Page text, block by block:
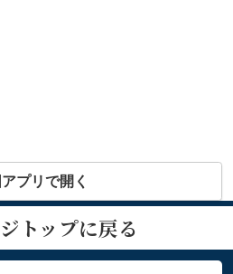
プリで開く
トップに戻る